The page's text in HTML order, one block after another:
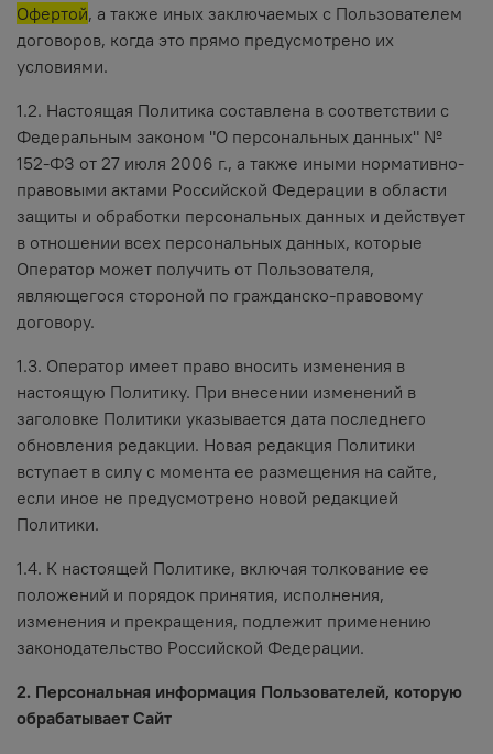
Офертой, а также иных заключаемых с Пользователем
договоров, когда это прямо предусмотрено их
условиями.
1.2. Настоящая Политика составлена в соответствии с
Федеральным законом "О персональных данных" №
152-ФЗ от 27 июля 2006 г., а также иными нормативно-
правовыми актами Российской Федерации в области
защиты и обработки персональных данных и действует
в отношении всех персональных данных, которые
Оператор может получить от Пользователя,
являющегося стороной по гражданско-правовому
договору.
1.3. Оператор имеет право вносить изменения в
настоящую Политику. При внесении изменений в
заголовке Политики указывается дата последнего
обновления редакции. Новая редакция Политики
вступает в силу с момента ее размещения на сайте,
если иное не предусмотрено новой редакцией
Политики.
1.4. К настоящей Политике, включая толкование ее
положений и порядок принятия, исполнения,
изменения и прекращения, подлежит применению
законодательство Российской Федерации.
2. Персональная информация Пользователей, которую
обрабатывает Сайт